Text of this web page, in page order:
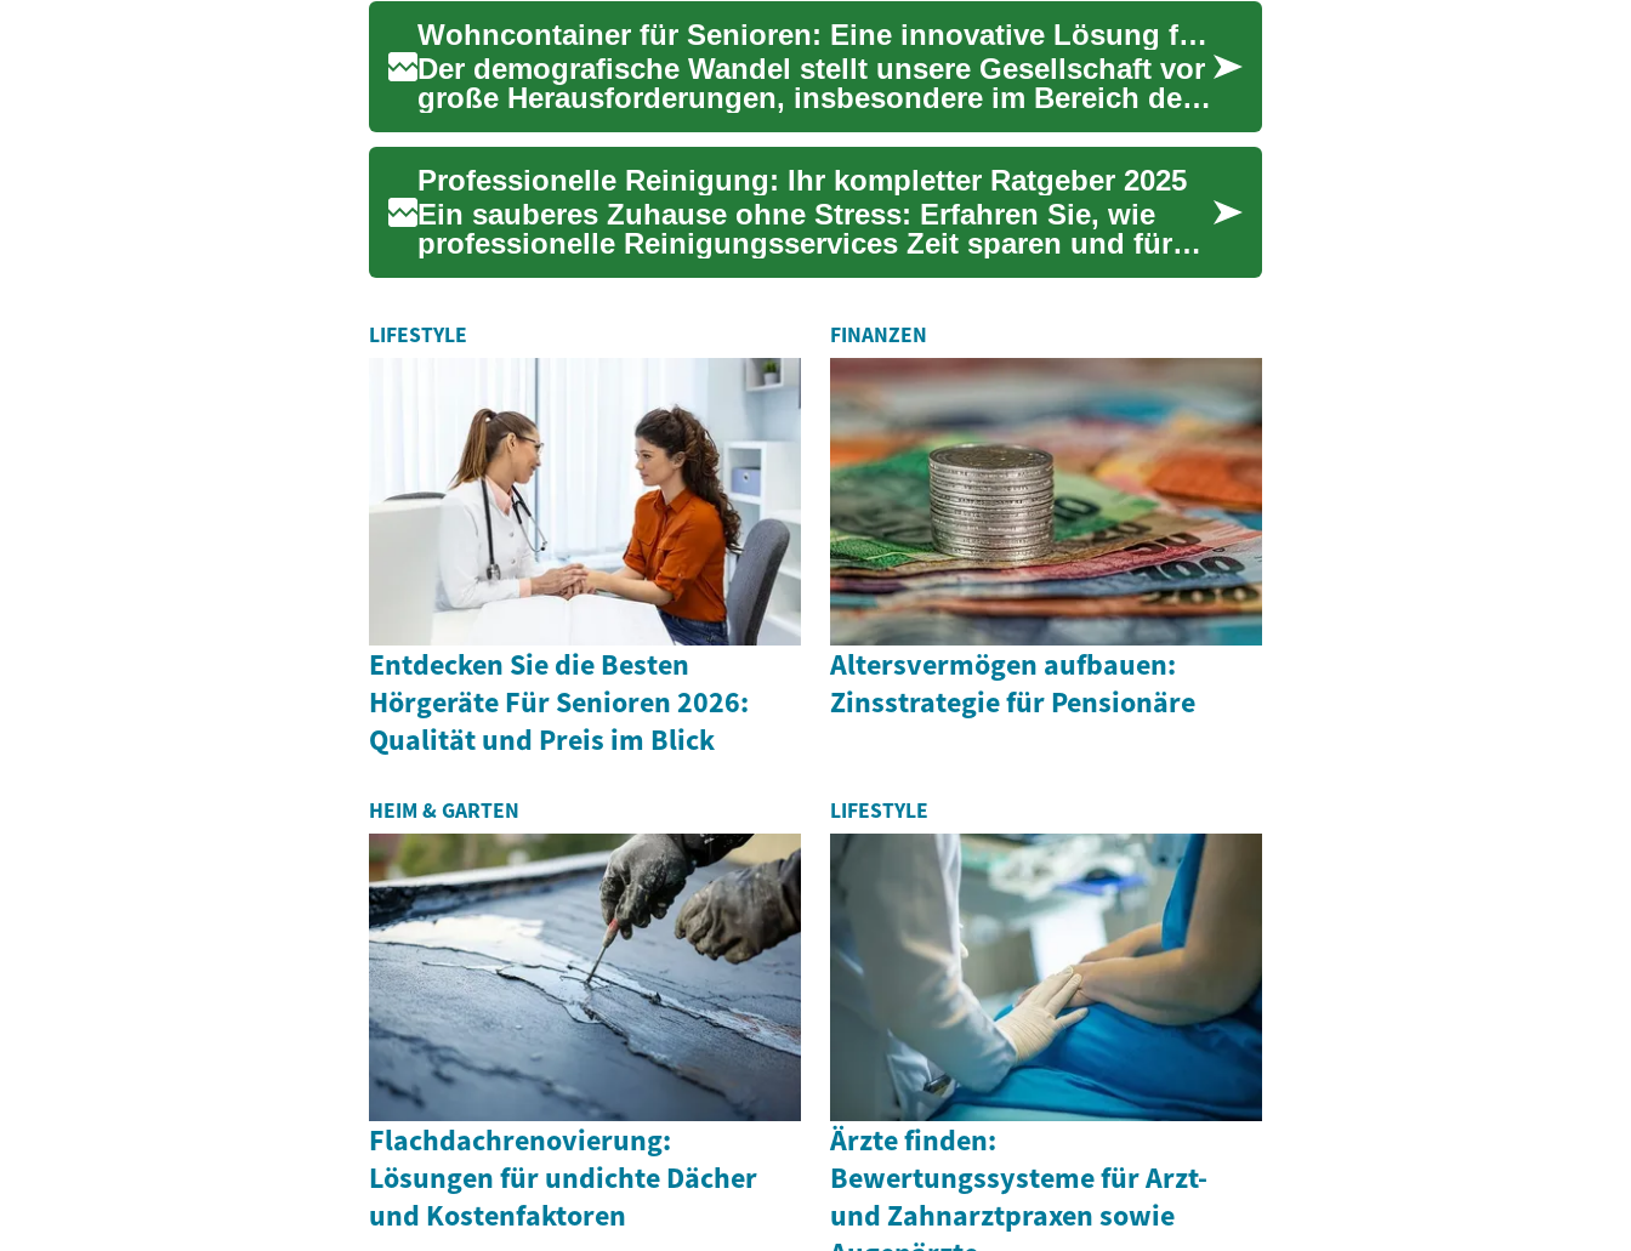
Wohncontainer für Senioren: Eine innovative Lösung für altersgerechtes Wohnen
Der demografische Wandel stellt unsere Gesellschaft vor
große Herausforderungen, insbesondere im Bereich des
altersge...
Professionelle Reinigung: Ihr kompletter Ratgeber 2025
Ein sauberes Zuhause ohne Stress: Erfahren Sie, wie
professionelle Reinigungsservices Zeit sparen und für
Hygiene sor...
LIFESTYLE
Entdecken Sie die Besten
Hörgeräte Für Senioren 2026:
Qualität und Preis im Blick
FINANZEN
Altersvermögen aufbauen:
Zinsstrategie für Pensionäre
HEIM & GARTEN
Flachdachrenovierung:
Lösungen für undichte Dächer
und Kostenfaktoren
LIFESTYLE
Ärzte finden:
Bewertungssysteme für Arzt-
und Zahnarztpraxen sowie